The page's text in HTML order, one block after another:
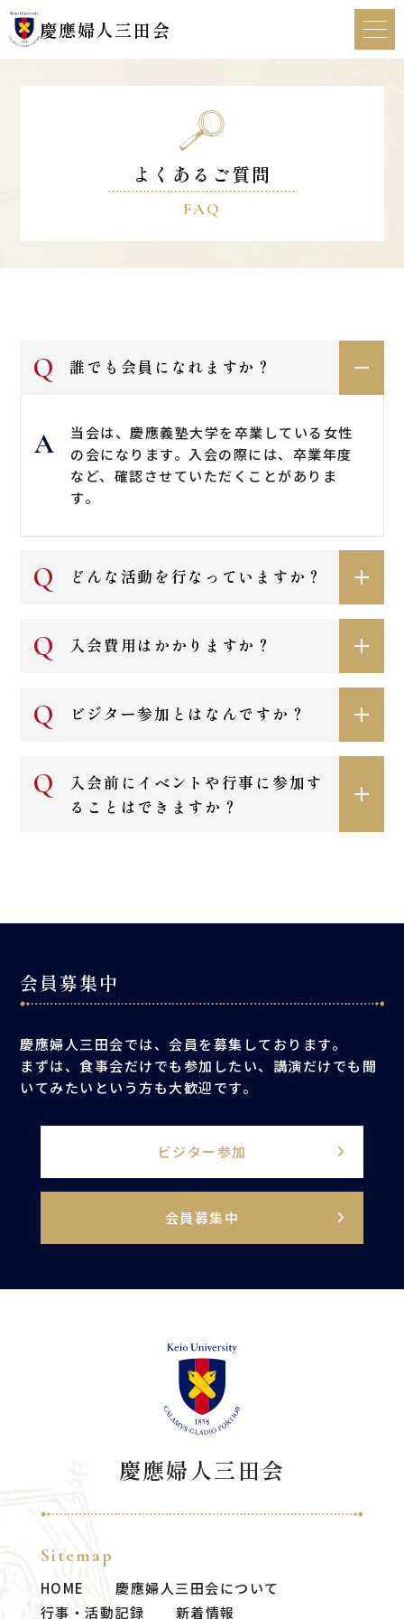
慶應婦人三田会
HOME
慶應婦人三田会について
行事・活動記録
新着情報
よくあるご質問
会員募集
よくあるご質問
FAQ
誰でも会員になれますか？
当会は、慶應義塾大学を卒業している女性
の会になります。入会の際には、卒業年度
など、確認させていただくことがありま
す。
どんな活動を行なっていますか？
入会費用はかかりますか？
ビジター参加とはなんですか？
入会前にイベントや行事に参加す
ることはできますか？
会員募集中
慶應婦人三田会では、会員を募集しております。
まずは、食事会だけでも参加したい、講演だけでも聞
いてみたいという方も大歓迎です。
ビジター参加
会員募集中
慶應婦人三田会
Sitemap
HOME
慶應婦人三田会について
行事・活動記録
新着情報